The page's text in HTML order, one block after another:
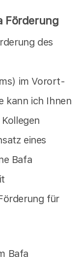
Förderung
des
im Vorort-
kann ich Ihnen
eines
Bafa
für
Bafa